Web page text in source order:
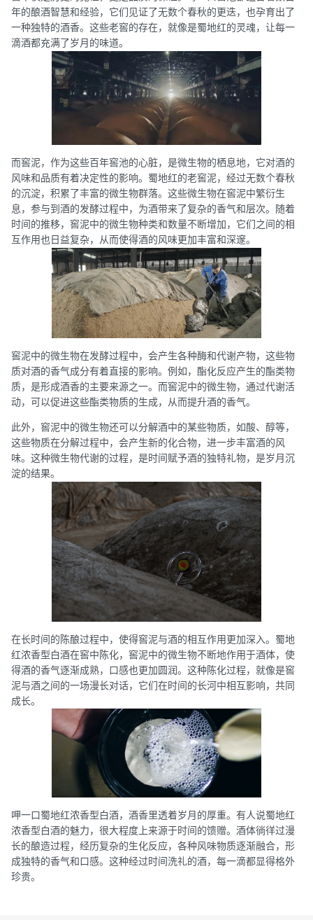
年的酿酒智慧和经验，它们见证了无数个春秋的更迭，也孕育出了
一种独特的酒香。这些老窖的存在，就像是蜀地红的灵魂，让每一
滴酒都充满了岁月的味道。
而窖泥，作为这些百年窖池的心脏，是微生物的栖息地，它对酒的
风味和品质有着决定性的影响。蜀地红的老窖泥，经过无数个春秋
的沉淀，积累了丰富的微生物群落。这些微生物在窖泥中繁衍生
息，参与到酒的发酵过程中，为酒带来了复杂的香气和层次。随着
时间的推移，窖泥中的微生物种类和数量不断增加，它们之间的相
互作用也日益复杂，从而使得酒的风味更加丰富和深邃。
窖泥中的微生物在发酵过程中，会产生各种酶和代谢产物，这些物
质对酒的香气成分有着直接的影响。例如，酯化反应产生的酯类物
质，是形成酒香的主要来源之一。而窖泥中的微生物，通过代谢活
动，可以促进这些酯类物质的生成，从而提升酒的香气。
此外，窖泥中的微生物还可以分解酒中的某些物质，如酸、醇等，
这些物质在分解过程中，会产生新的化合物，进一步丰富酒的风
味。这种微生物代谢的过程，是时间赋予酒的独特礼物，是岁月沉
淀的结果。
在长时间的陈酿过程中，使得窖泥与酒的相互作用更加深入。蜀地
红浓香型白酒在窖中陈化，窖泥中的微生物不断地作用于酒体，使
得酒的香气逐渐成熟，口感也更加圆润。这种陈化过程，就像是窖
泥与酒之间的一场漫长对话，它们在时间的长河中相互影响，共同
成长。
呷一口蜀地红浓香型白酒，酒香里透着岁月的厚重。有人说蜀地红
浓香型白酒的魅力，很大程度上来源于时间的馈赠。酒体徜徉过漫
长的酿造过程，经历复杂的生化反应，各种风味物质逐渐融合，形
成独特的香气和口感。这种经过时间洗礼的酒，每一滴都显得格外
珍贵。